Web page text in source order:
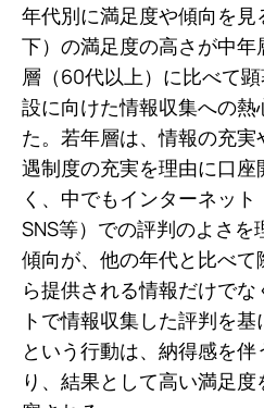
年代別に満足度や傾向を
下）の満足度の高さが中
層（60代以上）に比べて
設に向けた情報収集への
た。若年層は、情報の充
遇制度の充実を理由に口
く、中でもインターネット
SNS等）での評判のよさ
傾向が、他の年代と比べ
ら提供される情報だけで
トで情報収集した評判を
という行動は、納得感を
り、結果として高い満足